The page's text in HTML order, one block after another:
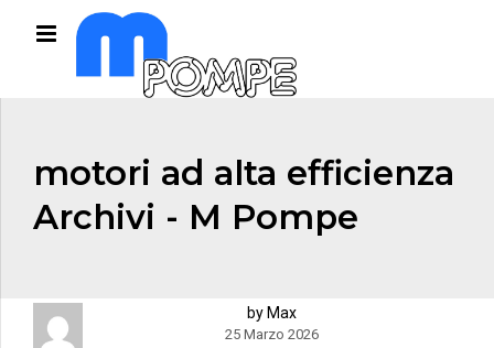
motori ad alta efficienza
Archivi - M Pompe
by Max
25 Marzo 2026